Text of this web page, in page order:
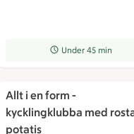
Receptet tar Under
Under 45 min
Allt i en form -
kycklingklubba med
potatis